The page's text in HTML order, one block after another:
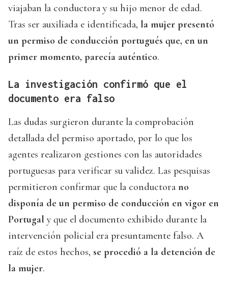
viajaban la conductora y su hijo menor de edad.
Tras ser auxiliada e identificada, la mujer presentó
un permiso de conducción portugués que, en un
primer momento, parecía auténtico.
La investigación confirmó que el
documento era falso
Las dudas surgieron durante la comprobación
detallada del permiso aportado, por lo que los
agentes realizaron gestiones con las autoridades
portuguesas para verificar su validez. Las pesquisas
permitieron confirmar que la conductora no
disponía de un permiso de conducción en vigor en
Portugal y que el documento exhibido durante la
intervención policial era presuntamente falso. A
raíz de estos hechos, se procedió a la detención de
la mujer.